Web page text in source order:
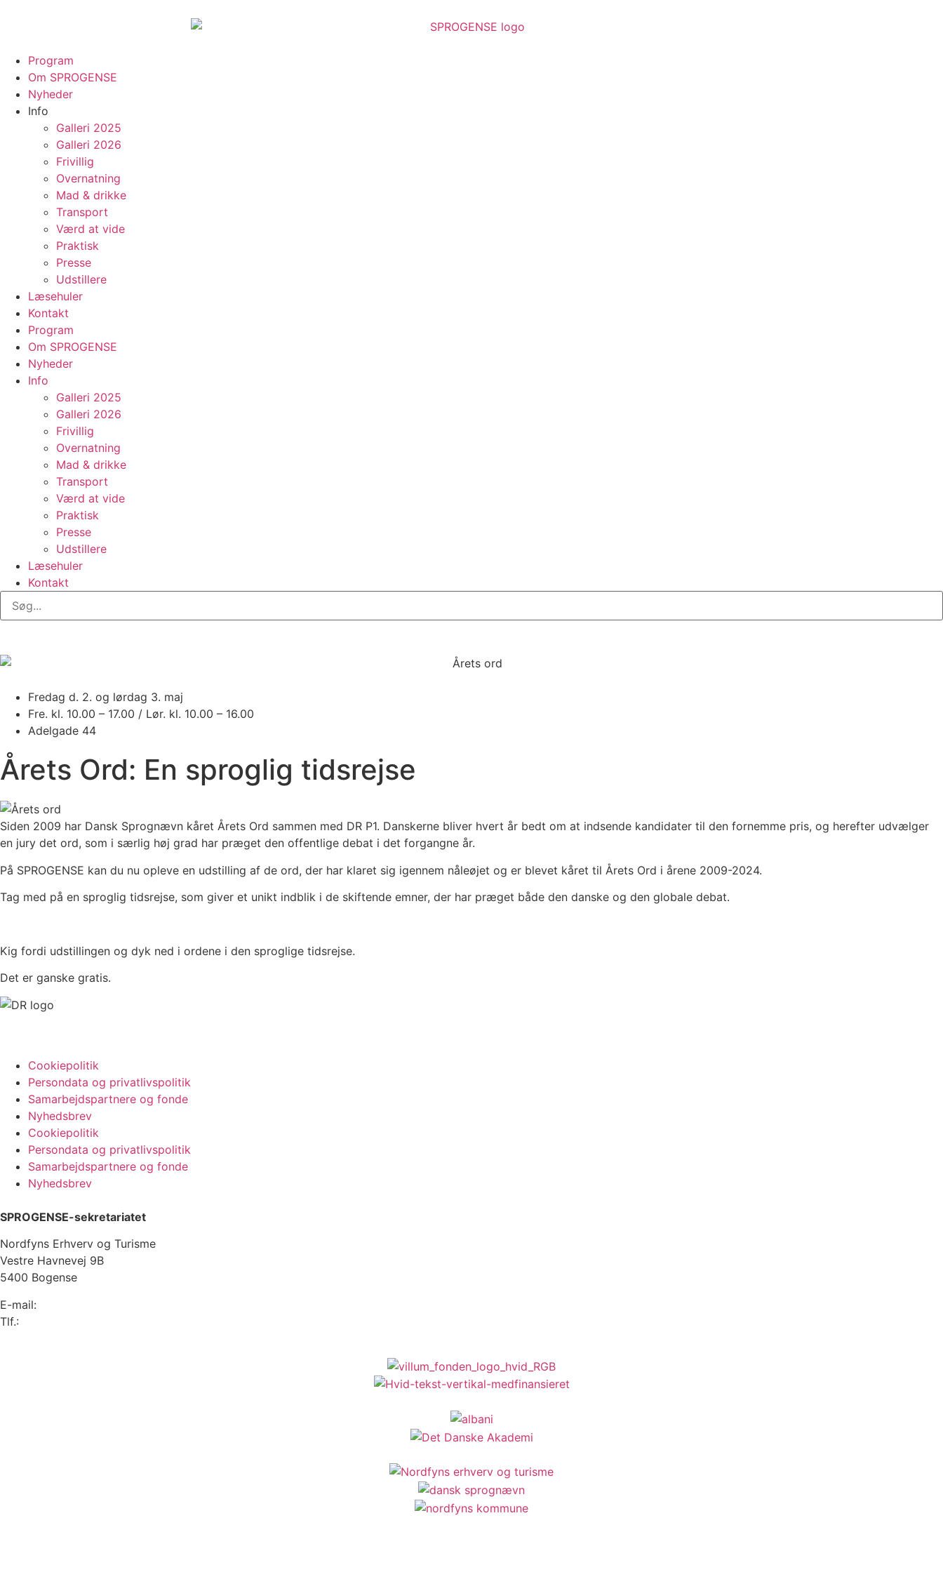
Program
Om SPROGENSE
Nyheder
Info
Galleri 2025
Galleri 2026
Frivillig
Overnatning
Mad & drikke
Transport
Værd at vide
Praktisk
Presse
Udstillere
Læsehuler
Kontakt
Program
Om SPROGENSE
Nyheder
Info
Galleri 2025
Galleri 2026
Frivillig
Overnatning
Mad & drikke
Transport
Værd at vide
Praktisk
Presse
Udstillere
Læsehuler
Kontakt
Fredag d. 2. og lørdag 3. maj
Fre. kl. 10.00 – 17.00 / Lør. kl. 10.00 – 16.00
Adelgade 44
Årets Ord: En sproglig tidsrejse
Siden 2009 har Dansk Sprognævn kåret Årets Ord sammen med DR P1. Danskerne bliver hvert år bedt om at indsende kandidater til den fornemme pris, og herefter udvælger
en jury det ord, som i særlig høj grad har præget den offentlige debat i det forgangne år.
På SPROGENSE kan du nu opleve en udstilling af de ord, der har klaret sig igennem nåleøjet og er blevet kåret til Årets Ord i årene 2009-2024.
Tag med på en sproglig tidsrejse, som giver et unikt indblik i de skiftende emner, der har præget både den danske og den globale debat.
Kig fordi udstillingen og dyk ned i ordene i den sproglige tidsrejse.
Det er ganske gratis.
Cookiepolitik
Persondata og privatlivspolitik
Samarbejdspartnere og fonde
Nyhedsbrev
Cookiepolitik
Persondata og privatlivspolitik
Samarbejdspartnere og fonde
Nyhedsbrev
SPROGENSE-sekretariatet
Nordfyns Erhverv og Turisme
Vestre Havnevej 9B
5400 Bogense
E-mail:
Tlf.: